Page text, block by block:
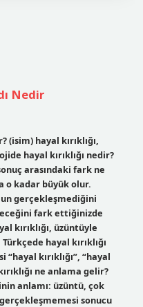
Nedir
(isim) hayal kırıklığı,
hayal kırıklığı nedir?
arasındaki fark ne
o kadar büyük olur.
gerçekleşmediğini
fark ettiğinizde
kırıklığı, üzüntüyle
hayal kırıklığı
kırıklığı”, “hayal
ne anlama gelir?
anlamı: üzüntü, çok
sonucu